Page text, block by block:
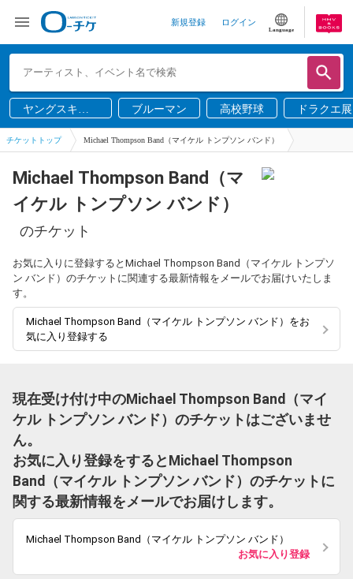
新規登録 ログイン
Language
ヤングスキニ
ー
ブルーマン 高校野球 ドラクエ展
チケットトップ Michael Thompson Band（マイケル トンプソン バンド）
Michael Thompson Band（マ
イケル トンプソン バンド）
のチケット
お気に入りに登録するとMichael Thompson Band（マイケル トンプソ
ン バンド）のチケットに関連する最新情報をメールでお届けいたしま
す。
Michael Thompson Band（マイケル トンプソン バンド）をお
気に入り登録する
現在受け付け中のMichael Thompson Band（マイ
ケル トンプソン バンド）のチケットはございませ
ん。
お気に入り登録をするとMichael Thompson
Band（マイケル トンプソン バンド）のチケットに
関する最新情報をメールでお届けします。
Michael Thompson Band（マイケル トンプソン バンド）
お気に入り登録